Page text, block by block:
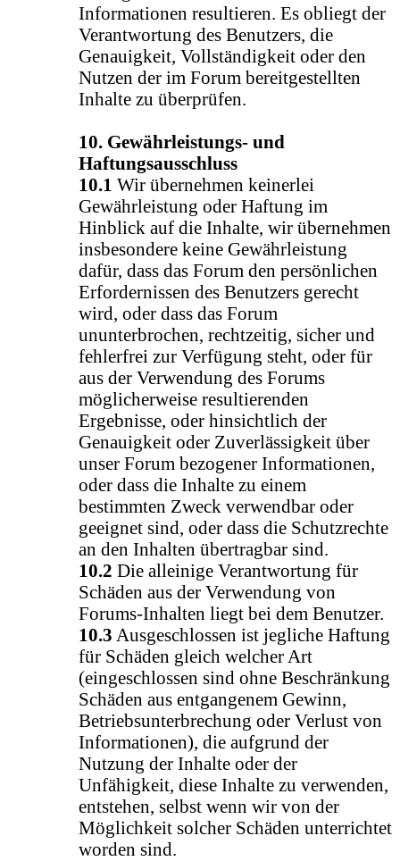
Informationen resultieren. Es obliegt der
Verantwortung des Benutzers, die
Genauigkeit, Vollständigkeit oder den
Nutzen der im Forum bereitgestellten
Inhalte zu überprüfen.
10. Gewährleistungs- und
Haftungsausschluss
10.1 Wir übernehmen keinerlei
Gewährleistung oder Haftung im
Hinblick auf die Inhalte, wir übernehmen
insbesondere keine Gewährleistung
dafür, dass das Forum den persönlichen
Erfordernissen des Benutzers gerecht
wird, oder dass das Forum
ununterbrochen, rechtzeitig, sicher und
fehlerfrei zur Verfügung steht, oder für
aus der Verwendung des Forums
möglicherweise resultierenden
Ergebnisse, oder hinsichtlich der
Genauigkeit oder Zuverlässigkeit über
unser Forum bezogener Informationen,
oder dass die Inhalte zu einem
bestimmten Zweck verwendbar oder
geeignet sind, oder dass die Schutzrechte
an den Inhalten übertragbar sind.
10.2 Die alleinige Verantwortung für
Schäden aus der Verwendung von
Forums-Inhalten liegt bei dem Benutzer.
10.3 Ausgeschlossen ist jegliche Haftung
für Schäden gleich welcher Art
(eingeschlossen sind ohne Beschränkung
Schäden aus entgangenem Gewinn,
Betriebsunterbrechung oder Verlust von
Informationen), die aufgrund der
Nutzung der Inhalte oder der
Unfähigkeit, diese Inhalte zu verwenden,
entstehen, selbst wenn wir von der
Möglichkeit solcher Schäden unterrichtet
worden sind.